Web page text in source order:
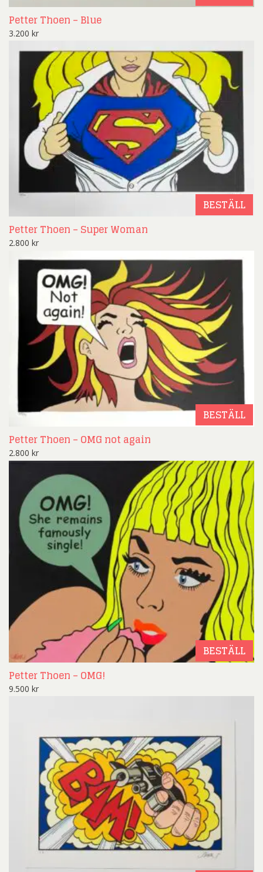
Petter Thoen – Blue
3.200 kr
BESTÄLL
Petter Thoen – Super Woman
2.800 kr
BESTÄLL
Petter Thoen – OMG not again
2.800 kr
BESTÄLL
Petter Thoen – OMG!
9.500 kr